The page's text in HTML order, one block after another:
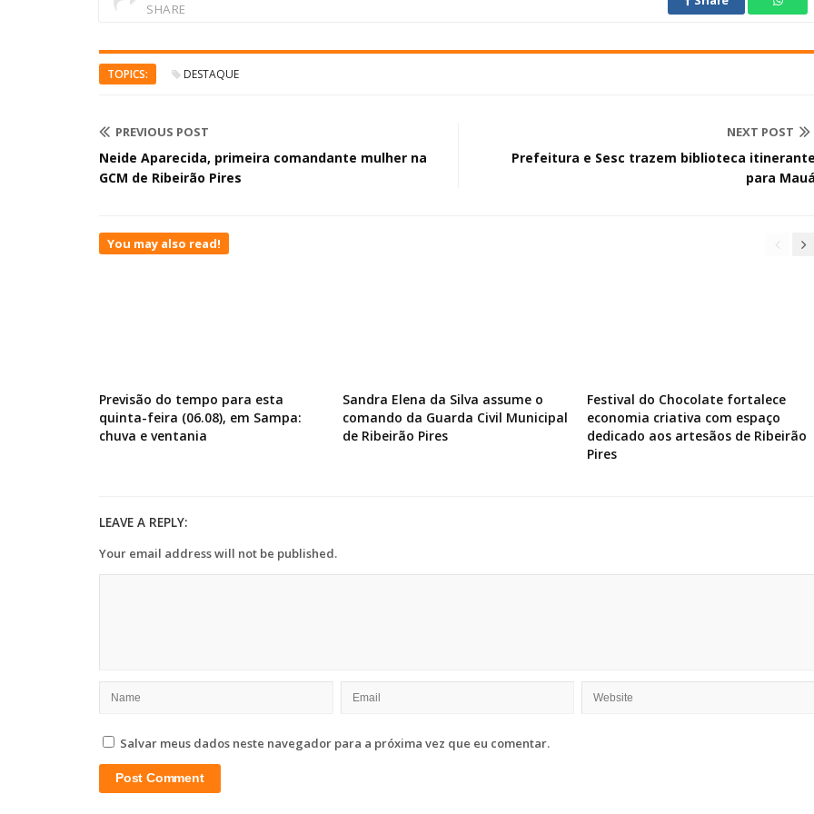
SHARE
TOPICS: DESTAQUE
PREVIOUS POST
Neide Aparecida, primeira comandante mulher na
GCM de Ribeirão Pires
NEXT POST
Prefeitura e Sesc trazem biblioteca
para
You may also read!
Previsão do tempo para esta
quinta-feira (06.08), em Sampa:
chuva e ventania
Sandra Elena da Silva assume o
comando da Guarda Civil Municipal
de Ribeirão Pires
Festival do Chocolate fortalece
economia criativa com espaço
dedicado aos artesãos de Ribeirão
Pires
LEAVE A REPLY:
Your email address will not be published.
Salvar meus dados neste navegador para a próxima vez que eu comentar.